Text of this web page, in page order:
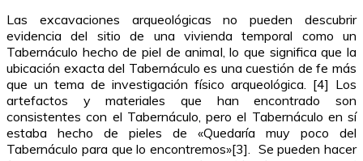
Las excavaciones arqueológicas no pueden descubrir
evidencia del sitio de una vivienda temporal como un
Tabernáculo hecho de piel de animal, lo que significa que la
ubicación exacta del Tabernáculo es una cuestión de fe más
que un tema de investigación físico arqueológica. [4] Los
artefactos y materiales que han encontrado son
consistentes con el Tabernáculo, pero el Tabernáculo en sí
estaba hecho de pieles de «Quedaría muy poco del
Tabernáculo para que lo encontremos»[3]. Se pueden hacer